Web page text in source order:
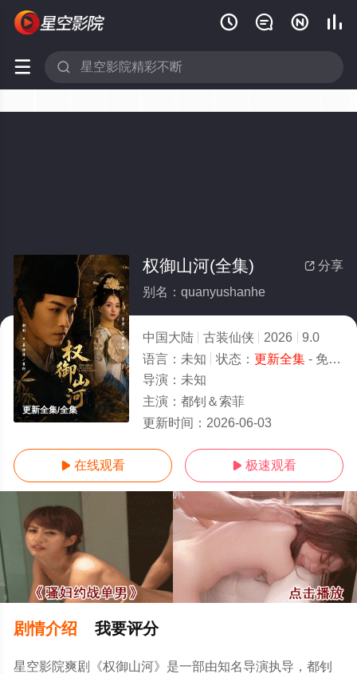
   
 
更新全集/全集
 分享
权御山河(全集)
别名：quanyushanhe
中国大陆 古装仙侠 2026
9.0
语言： 未知 状态： 更新全集- 免费在线观看
导演： 未知
主演： 都钊＆索菲
更新时间： 2026-06-03
 在线观看  极速观看
剧情介绍 我要评分
星空影院爽剧《权御山河》是一部由知名导演执导，都钊